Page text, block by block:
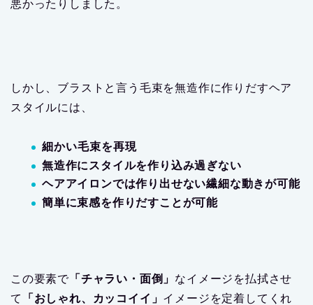
悪かったりしました。
しかし、ブラストと言う毛束を無造作に作りだすヘア
スタイルには、
細かい毛束を再現
無造作にスタイルを作り込み過ぎない
ヘアアイロンでは作り出せない繊細な動きが可能
簡単に束感を作りだすことが可能
この要素で 「チャラい・面倒」 なイメージを払拭させ
て
「おしゃれ、カッコイイ」 イメージを定着してくれ